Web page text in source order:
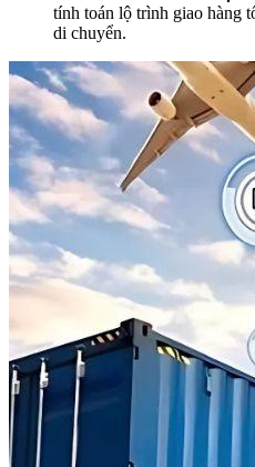
tính toán lộ trình giao hàng
di chuyển.